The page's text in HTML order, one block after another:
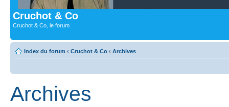
Cruchot & Co
Cruchot & Co, le forum
Index du forum ‹ Cruchot & Co ‹ Archives
Archives